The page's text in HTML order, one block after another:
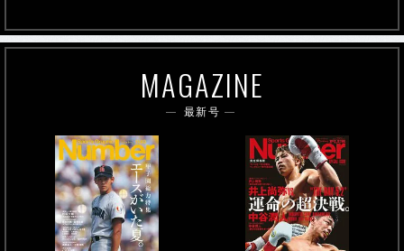
MAGAZINE
最新号